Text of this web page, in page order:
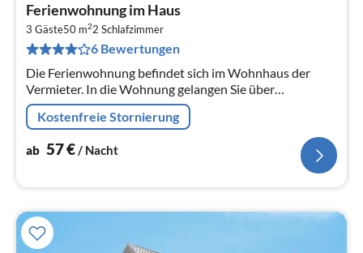
Ferienwohnung im Haus
3 Gäste50 m22 Schlafzimmer
6 Bewertungen
Die Ferienwohnung befindet sich im Wohnhaus der
Vermieter. In die Wohnung gelangen Sie über
einen separaten Eingang.
Kostenfreie Stornierung
ab 57€/ Nacht